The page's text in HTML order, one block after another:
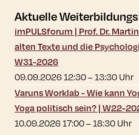
Aktuelle
imPULSforum | Prof. Dr.
alten Texte und die
W31-2026
09.09.2026 12:30–13:30Uhr
Varuns Worklab - Wie kann
Yoga politisch sein? | W22-
10.09.2026 17:00–18:30Uhr